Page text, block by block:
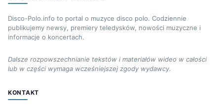
Disco-Polo.info to portal o muzyce disco polo. Codziennie
publikujemy newsy, premiery teledysków, nowości muzyczne i
informacje o koncertach.
Dalsze rozpowszechnianie tekstów i materiałów wideo w całości
lub w części wymaga wcześniejszej zgody wydawcy.
KONTAKT